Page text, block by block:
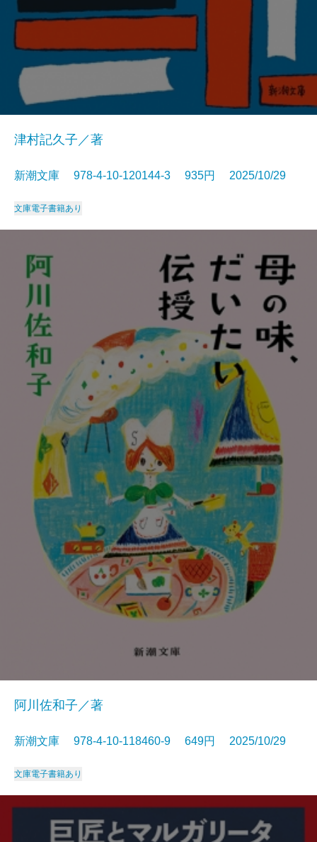
津村記久子／著
新潮文庫 978-4-10-120144-3 935円 2025/10/29
文庫電子書籍あり
阿川佐和子／著
新潮文庫 978-4-10-118460-9 649円 2025/10/29
文庫電子書籍あり